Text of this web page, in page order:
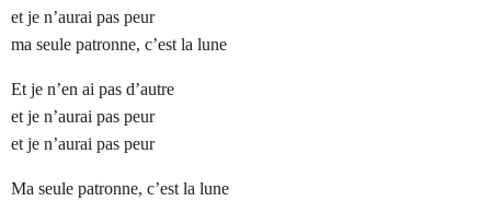
et je n’aurai pas peur
ma seule patronne, c’est la lune
Et je n’en ai pas d’autre
et je n’aurai pas peur
et je n’aurai pas peur
Ma seule patronne, c’est la lune